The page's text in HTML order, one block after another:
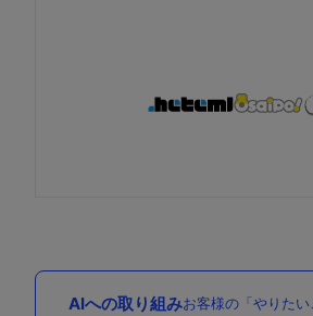
AIへの取り組みお客様の「やりた